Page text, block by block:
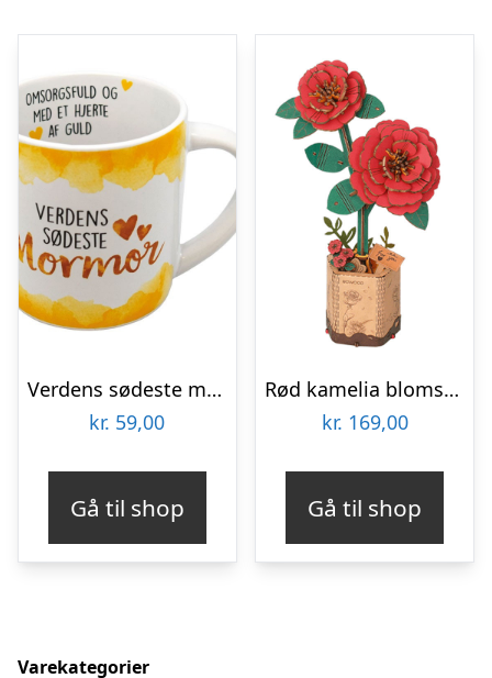
Verdens sødeste mormor krus
kr. 59,00
Gå til shop
Rød kamelia blomst 3D-puslespil fra Rowoodâ¢ (TW031)
kr. 169,00
Gå til shop
Varekategorier